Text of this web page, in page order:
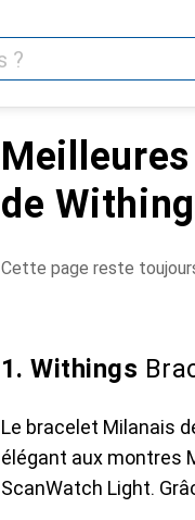
de
Cette page reste
1. Withings
Le bracelet Milanais
élégant aux montres
ScanWatch Light.